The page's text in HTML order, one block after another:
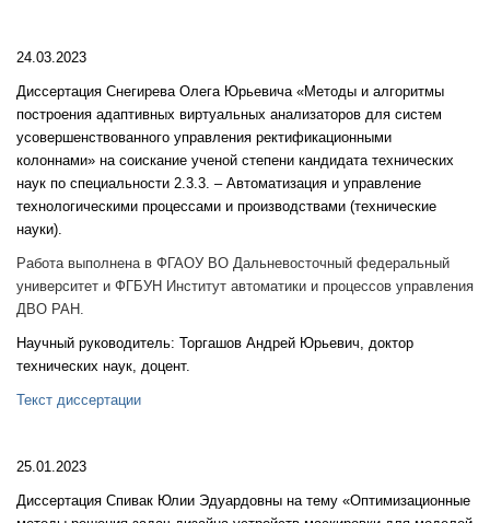
24.03.2023
Диссертация Снегирева Олега Юрьевича «Методы и алгоритмы
построения адаптивных виртуальных анализаторов для систем
усовершенствованного управления ректификационными
колоннами» на соискание ученой степени кандидата технических
наук по специальности 2.3.3. – Автоматизация и управление
технологическими процессами и производствами (технические
науки).
Работа выполнена в ФГАОУ ВО Дальневосточный федеральный
университет и ФГБУН Институт автоматики и процессов управления
ДВО РАН.
Научный руководитель: Торгашов Андрей Юрьевич, доктор
технических наук, доцент.
Текст диссертации
25.01.2023
Диссертация Спивак Юлии Эдуардовны на тему «Оптимизационные